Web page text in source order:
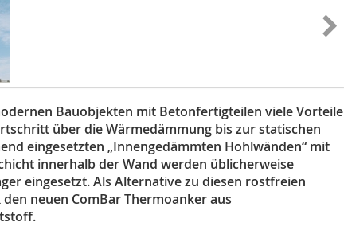
Bauobjekten mit Betonfertigteilen viele Vorteile
über die Wärmedämmung bis zur statischen
eingesetzten „Innengedämmten Hohlwänden“ mit
innerhalb der Wand werden üblicherweise
eingesetzt. Als Alternative zu diesen rostfreien
neuen ComBar Thermoanker aus